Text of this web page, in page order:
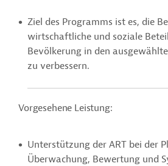
Ziel des Programms ist es, die
wirtschaftliche und soziale
Bevölkerung in den
zu verbessern.
Vorgesehene Leistung:
Unterstützung der ART bei der
Überwachung, Bewertung und